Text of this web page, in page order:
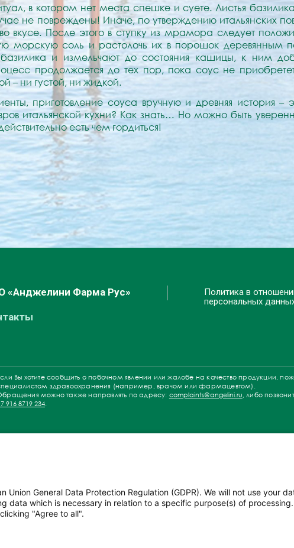
в котором нет места спешке и суете. Листья
не повреждены! Иначе, по утверждению итальянских
вкусе. После этого в ступку из мрамора следует
морскую соль и растолочь их в порошок деревянным
и измельчают до состояния кашицы, к ним
продолжается до тех пор, пока соус не
– ни густой, ни жидкой.
приготовление соуса вручную и древняя история
итальянской кухни? Как знать… Но можно быть
есть чем гордиться!
«Анджелини Фарма Рус»
Политика в
персональных
Вы хотите сообщить о побочном явлении или жалобе на качество продукции,
здравоохранения (например, врачом или фармацевтом).
можно также направлять по адресу: complaints@angelini.ru , либо
916 8719 234
General Data Protection Regulation (GDPR). We will not use your
which is necessary in relation to a specific purpose(s) of
"Agree to all".